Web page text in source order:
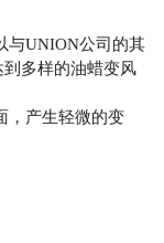
与UNION公司的其
多样的油蜡变风
，产生轻微的变